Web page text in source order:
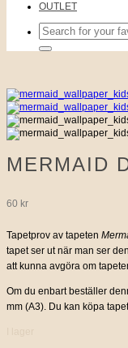
OUTLET
Sök
efter:
MERMAID
60 kr
Tapetprov av tapeten
tapet ser ut när man ser
att kunna avgöra om
Om du enbart beställer
mm (A3). Du kan köpa